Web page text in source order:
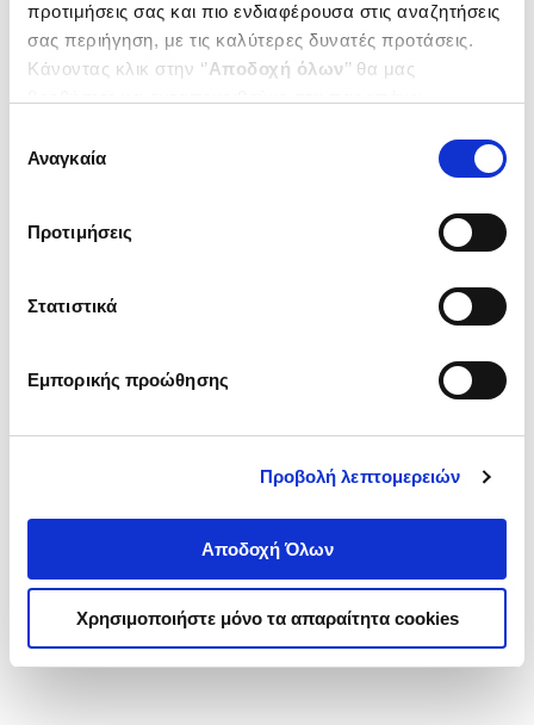
προτιμήσεις σας και πιο ενδιαφέρουσα στις αναζητήσεις
σας περιήγηση, με τις καλύτερες δυνατές προτάσεις.
Κάνοντας κλικ στην ‘’Αποδοχή όλων’’ θα μας
ενδιαφέρουν και να επιλέξετε από τα παρακάτω με την
΄΄και να ενημερωθείτε σχετικά με
συγκατάθεσης
Αναγκαία
Προτιμήσεις
Στατιστικά
Εμπορικής προώθησης
Προβολή λεπτομερειών
Αποδοχή Όλων
Χρησιμοποιήστε μόνο τα απαραίτητα cookies